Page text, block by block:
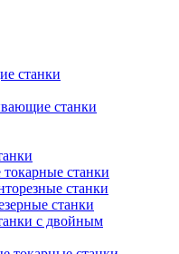
станки
станки
станки
станки
станки
с двойным